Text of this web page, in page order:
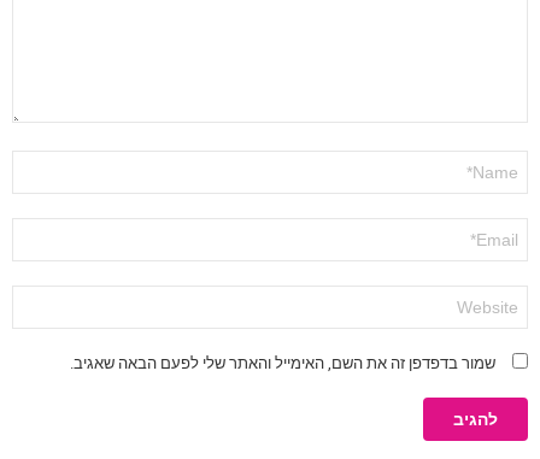
שמור בדפדפן זה את השם, האימייל והאתר שלי לפעם הבאה שאגיב.